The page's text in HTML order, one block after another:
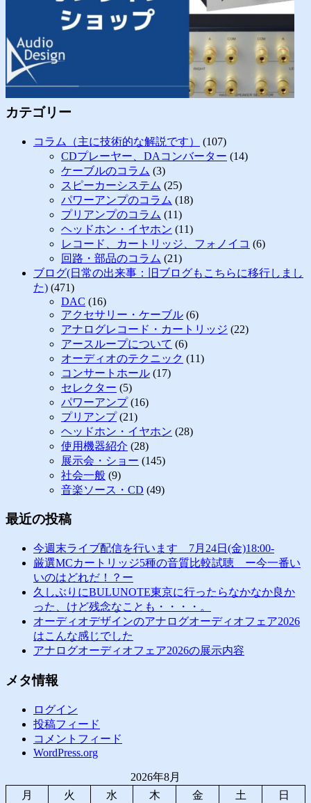
カテゴリー
コラム（主に技術的な解説です）
(107)
CDプレーヤー、DAコンバーター (14)
ケーブルのコラム (3)
スピーカーシステム (25)
パワーアンプのコラム (18)
プリアンプのコラム (11)
ヘッドホン・イヤホン (11)
レコード、カートリッジ、フォノイコ (6)
回路・部品のコラム (21)
ブログ(日常の出来事：旧ブログもこちらに移行しまし
た) (471)
DAC (16)
アクセサリー・ケーブル (6)
アナログレコード・カートリッジ (22)
アースループについて (6)
オーディオのテクニック (11)
コンサートホール (17)
セレクター (5)
パワーアンプ(16)
プリアンプ(21)
ヘッドホン・イヤホン (28)
使用機器紹介 (28)
展示会・ショー (145)
社会一般 (9)
音楽ソース・CD (49)
最近の投稿
今週末ライブ配信を行います 7月24日(金)18:00-
厳選MCカートリッジ5種の音質比較試聴 ー今一番い
いのはどれだ！？ー
久しぶりにBULUNOTE東京に行ったらなかなか良か
った、けど残念なことも・・・・。
オーディオデザインのアナログオーディオフェア2026
はこんな感じでした
アナログオーディオフェア2026の展示内容
メタ情報
ログイン
投稿フィード
コメントフィード
WordPress.org
2026年8月
月
火 水 木 金 土
日